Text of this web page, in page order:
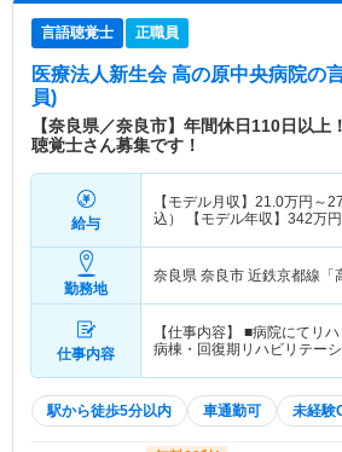
言語聴覚士 正職員
医療法人新生会 高の原中央病院の
員)
【奈良県／奈良市】年間休日110日以上
聴覚士さん募集です！
給与
【モデル月収】 21.0万円～
込） 【モデル年収】 342万
勤務地
奈良県 奈良市 近鉄京都線「
仕事内容
【仕事内容】 ■病院にてリ
病棟・回復期リハビリテー
駅から徒歩5分以内 車通勤可 未経験